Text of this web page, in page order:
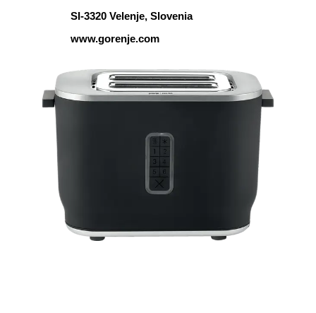
SI-3320 Velenje, Slovenia
www.gorenje.com